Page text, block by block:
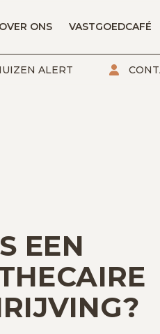
ALERT
ONS VASTGOEDCAFÉ
EEN